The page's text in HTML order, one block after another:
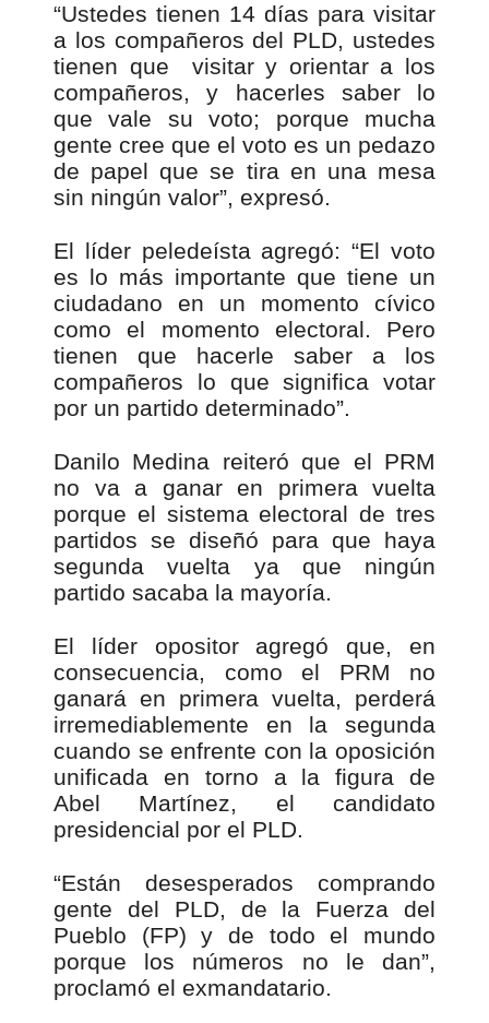
“Ustedes tienen 14 días para visitar
a los compañeros del PLD, ustedes
tienen que visitar y orientar a los
compañeros, y hacerles saber lo
que vale su voto; porque mucha
gente cree que el voto es un pedazo
de papel que se tira en una mesa
sin ningún valor”, expresó.
El líder peledeísta agregó: “El voto
es lo más importante que tiene un
ciudadano en un momento cívico
como el momento electoral. Pero
tienen que hacerle saber a los
compañeros lo que significa votar
por un partido determinado”.
Danilo Medina reiteró que el PRM
no va a ganar en primera vuelta
porque el sistema electoral de tres
partidos se diseñó para que haya
segunda vuelta ya que ningún
partido sacaba la mayoría.
El líder opositor agregó que, en
consecuencia, como el PRM no
ganará en primera vuelta, perderá
irremediablemente en la segunda
cuando se enfrente con la oposición
unificada en torno a la figura de
Abel Martínez, el candidato
presidencial por el PLD.
“Están desesperados comprando
gente del PLD, de la Fuerza del
Pueblo (FP) y de todo el mundo
porque los números no le dan”,
proclamó el exmandatario.